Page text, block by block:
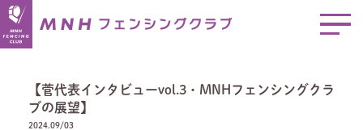
【菅代表インタビューvol.3・MNHフェンシングクラ
ブの展望】
2024.09/03